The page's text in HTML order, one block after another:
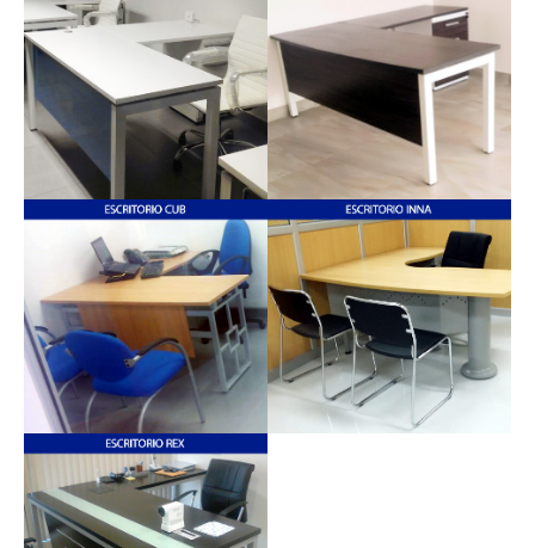
CLICK PARA
DETALLES
ESCRITORIO EN L -
CLICK PARA
DETALLES
ESCRITORIO EN L -
CLICK PARA
DETALLES
ESCRITORIO EN L -
CLICK PARA
DETALLES